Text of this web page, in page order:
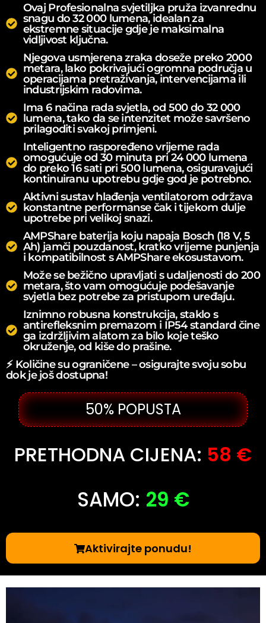
Ovaj Profesionalna svjetiljka pruža izvanrednu
snagu do 32 000 lumena, idealan za
ekstremne situacije gdje je maksimalna
vidljivost ključna.
Njegova usmjerena zraka doseže preko 2000
metara, lako pokrivajući ogromna područja u
operacijama pretraživanja, intervencijama ili
industrijskim radovima.
Ima 6 načina rada svjetla, od 500 do 32 000
lumena, tako da se intenzitet može savršeno
prilagoditi svakoj primjeni.
Inteligentno raspoređeno vrijeme rada
omogućuje od 30 minuta pri 24 000 lumena
do preko 16 sati pri 500 lumena, osiguravajući
kontinuiranu upotrebu gdje god je potrebno.
Aktivni sustav hlađenja ventilatorom održava
konstantne performanse čak i tijekom dulje
upotrebe pri velikoj snazi.
AMPShare baterija koju napaja Bosch (18 V, 5
Ah) jamči pouzdanost, kratko vrijeme punjenja
i kompatibilnost s AMPShare ekosustavom.
Može se bežično upravljati s udaljenosti do 200
metara, što vam omogućuje podešavanje
svjetla bez potrebe za pristupom uređaju.
Iznimno robusna konstrukcija, staklo s
antirefleksnim premazom i IP54 standard čine
ga izdržljivim alatom za bilo koje teško
okruženje, od kiše do prašine.
⚡ Količine su ograničene – osigurajte svoju sobu
dok je još dostupna!
50% POPUSTA
PRETHODNA CIJENA: 58 €
SAMO: 29 €
Aktivirajte ponudu!